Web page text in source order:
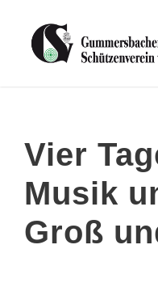
Vier
Musik
Groß